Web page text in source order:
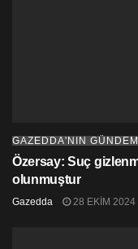
GAZEDDA'NIN
Özersay: Suç
olunmuştur
Gazedda 28 EKIM 2024